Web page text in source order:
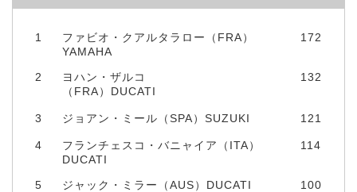
1
ファビオ・クアルタラロー（FRA）
YAMAHA
172
2
ヨハン・ザルコ
（FRA）DUCATI
132
3 ジョアン・ミール（SPA）SUZUKI 121
4
フランチェスコ・バニャイア（ITA）
DUCATI
114
5 ジャック・ミラー（AUS）DUCATI 100